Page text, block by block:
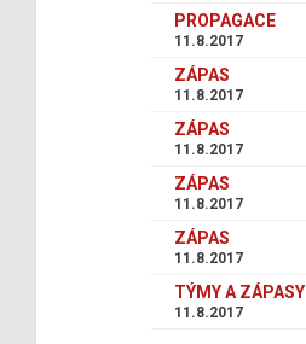
PROPAGACE
11.8.2017
ZÁPAS
11.8.2017
ZÁPAS
11.8.2017
ZÁPAS
11.8.2017
ZÁPAS
11.8.2017
TÝMY A ZÁPASY
11.8.2017